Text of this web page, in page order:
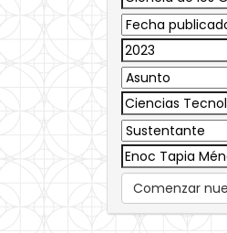
Comenzar